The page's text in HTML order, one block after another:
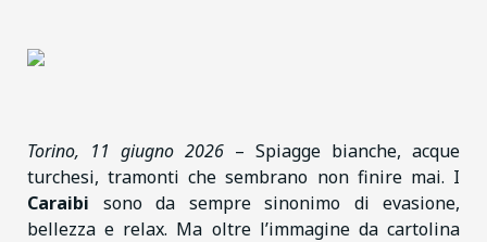
Torino, 11 giugno 2026 – Spiagge bianche, acque
turchesi, tramonti che sembrano non finire mai. I
Caraibi sono da sempre sinonimo di evasione,
bellezza e relax. Ma oltre l’immagine da cartolina